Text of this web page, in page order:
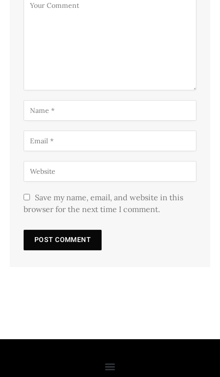
Save my name, email, and website in this
browser for the next time I comment.